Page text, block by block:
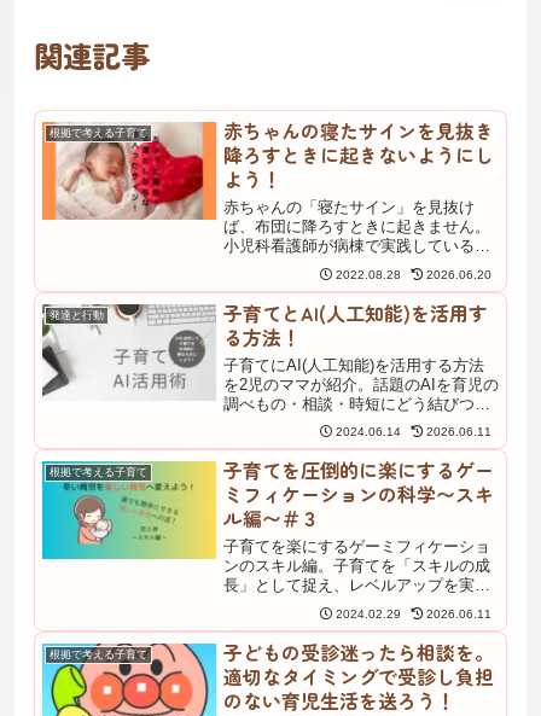
関連記事
根拠で考える子育て
赤ちゃんの寝たサインを見抜き
降ろすときに起きないようにし
よう！
赤ちゃんの「寝たサイン」を見抜け
ば、布団に降ろすときに起きません。
小児科看護師が病棟で実践している寝
たサインの見分け方、睡眠覚醒周期の
しくみ、降ろすときに一番大事なポイ
ントを解説。背中スイッチに悩むマ
マ・パパに試してほしいテクニックで
す。
2022.08.28 2026.06.20
発達と行動
子育てとAI(人工知能)を活用す
る方法！
子育てにAI(人工知能)を活用する方法
を2児のママが紹介。話題のAIを育児の
調べもの・相談・時短にどう結びつけ
るか、実際に試して面白かった使い方
と注意点をまとめました。育児の負担
を少しでも軽くしたい方の参考になる
記事です。
2024.06.14 2026.06.11
根拠で考える子育て
子育てを圧倒的に楽にするゲー
ミフィケーションの科学〜スキ
ル編〜＃３
子育てを楽にするゲーミフィケーショ
ンのスキル編。子育てを「スキルの成
長」として捉え、レベルアップを実感
しながら楽しく続ける考え方を小児科
看護師が解説。好評シリーズ第3弾とし
て、毎日の育児に達成感を取り入れる
方法を紹介します。
2024.02.29 2026.06.11
根拠で考える子育て
子どもの受診迷ったら相談を。
適切なタイミングで受診し負担
のない育児生活を送ろう！